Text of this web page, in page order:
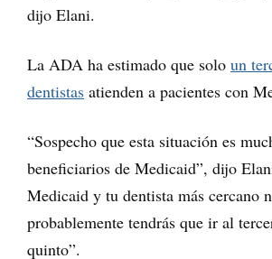
dijo Elani.
La ADA ha estimado que solo un
dentistas atienden a pacientes con
“Sospecho que esta situación es
beneficiarios de Medicaid”, dijo
Medicaid y tu dentista más cercano
probablemente tendrás que ir al
quinto”.